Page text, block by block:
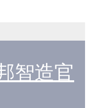
智造官